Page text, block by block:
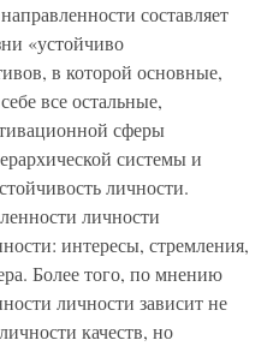
составляет
«устойчиво
в которой основные,
все остальные,
сферы
системы и
личности.
личности
интересы, стремления,
Более того, по мнению
личности зависит не
качеств, но